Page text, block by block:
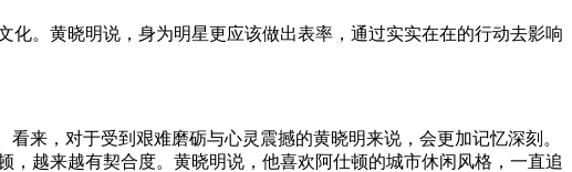
。黄晓明说，身为明星更应该做出表率，通过实实在在的行动去影响
来，对于受到艰难磨砺与心灵震撼的黄晓明来说，会更加记忆深刻。
越来越有契合度。黄晓明说，他喜欢阿仕顿的城市休闲风格，一直追